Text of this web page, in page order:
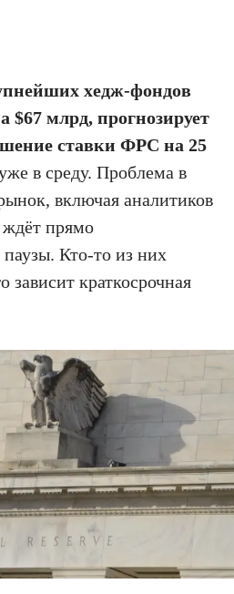
хедж-фондов
млрд, прогнозирует
ставки ФРС на 25
в среду. Проблема в
включая аналитиков
прямо
Кто-то из них
зависит краткосрочная